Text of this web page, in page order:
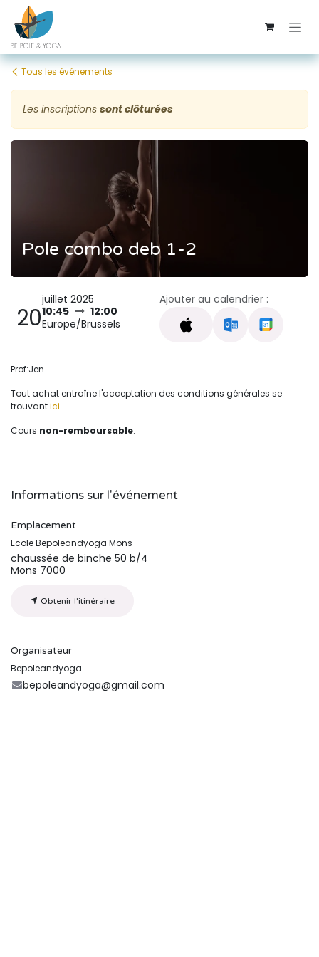
Se rendre au contenu
Tous les événements
Les inscriptions sont clôturées
Pole combo deb 1-2
20
juillet 2025
10:45
12:00
Europe/Brussels
Ajouter au calendrier :
Prof:Jen
Tout achat entraîne l'acceptation des conditions générales se
trouvantici.
Cours non-remboursable.
Informations sur l'événement
Emplacement
Ecole Bepoleandyoga Mons
chaussée de binche 50 b/4
Mons 7000
Obtenir l'itinéraire
Organisateur
Bepoleandyoga
bepoleandyoga@gmail.com